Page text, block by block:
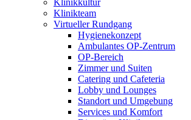
Klinikkultur
Klinikteam
Virtueller Rundgang
Hygienekonzept
Ambulantes OP-Zentrum
OP-Bereich
Zimmer und Suiten
Catering und Cafeteria
Lobby und Lounges
Standort und Umgebung
Services und Komfort